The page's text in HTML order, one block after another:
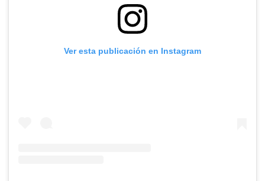
Ver esta publicación en Instagram